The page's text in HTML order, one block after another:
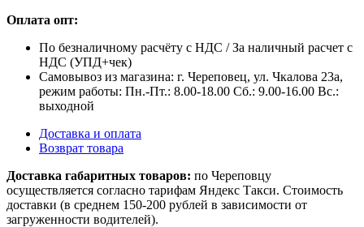
Оплата опт:
По безналичному расчёту с НДС / За наличный расчет с
НДС (УПД+чек)
Самовывоз из магазина: г. Череповец, ул. Чкалова 23а,
режим работы: Пн.-Пт.: 8.00-18.00 Сб.: 9.00-16.00 Вс.:
выходной
Доставка и оплата
Возврат товара
Доставка габаритных товаров: по Череповцу
осуществляется согласно тарифам Яндекс Такси. Стоимость
доставки (в среднем 150-200 рублей в зависимости от
загруженности водителей).